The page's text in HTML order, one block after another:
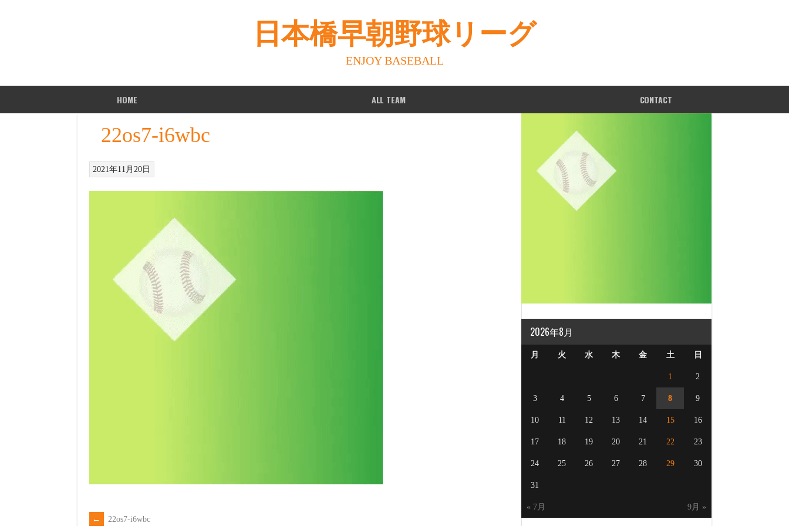
日本橋早朝野球リーグ
ENJOY BASEBALL
HOME ALL TEAM CONTACT
22os7-i6wbc
2021年11月20日
← 22os7-i6wbc
2026年8月
月 火 水 木 金 土 日
« 7月 9月 »
1 2
3 4 5 6 7 8 9
10 11 12 13 14 15 16
17 18 19 20 21 22 23
24 25 26 27 28 29 30
31